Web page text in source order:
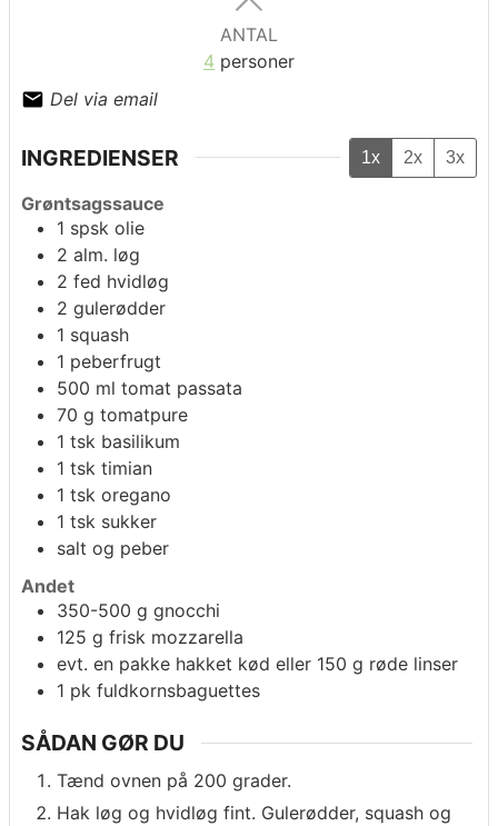
ANTAL
4 personer
Del via email
INGREDIENSER 1x 2x 3x
Grøntsagssauce
1 spsk olie
2 alm. løg
2 fed hvidløg
2 gulerødder
1 squash
1 peberfrugt
500 ml tomat passata
70 g tomatpure
1 tsk basilikum
1 tsk timian
1 tsk oregano
1 tsk sukker
salt og peber
Andet
350-500 g gnocchi
125 g frisk mozzarella
evt. en pakke hakket kød eller 150 g røde linser
1 pk fuldkornsbaguettes
SÅDAN GØR DU
Tænd ovnen på 200 grader.
Hak løg og hvidløg fint. Gulerødder, squash og